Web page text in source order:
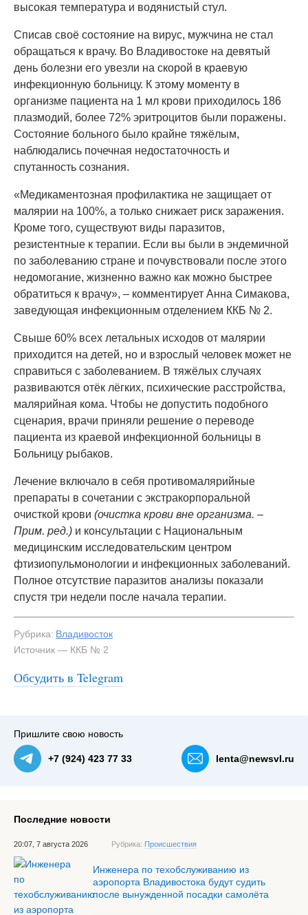
высокая температура и водянистый стул.
Списав своё состояние на вирус, мужчина не стал
обращаться к врачу. Во Владивостоке на девятый
день болезни его увезли на скорой в краевую
инфекционную больницу. К этому моменту в
организме пациента на 1 мл крови приходилось 186
плазмодий, более 72% эритроцитов были поражены.
Состояние больного было крайне тяжёлым,
наблюдались почечная недостаточность и
спутанность сознания.
«Медикаментозная профилактика не защищает от
малярии на 100%, а только снижает риск заражения.
Кроме того, существуют виды паразитов,
резистентные к терапии. Если вы были в эндемичной
по заболеванию стране и почувствовали после этого
недомогание, жизненно важно как можно быстрее
обратиться к врачу», – комментирует Анна Симакова,
заведующая инфекционным отделением ККБ № 2.
Свыше 60% всех летальных исходов от малярии
приходится на детей, но и взрослый человек может не
справиться с заболеванием. В тяжёлых случаях
развиваются отёк лёгких, психические расстройства,
малярийная кома. Чтобы не допустить подобного
сценария, врачи приняли решение о переводе
пациента из краевой инфекционной больницы в
Больницу рыбаков.
Лечение включало в себя противомалярийные
препараты в сочетании с экстракорпоральной
очисткой крови (очистка крови вне организма. –
Прим. ред.) и консультации с Национальным
медицинским исследовательским центром
фтизиопульмонологии и инфекционных заболеваний.
Полное отсутствие паразитов анализы показали
спустя три недели после начала терапии.
Рубрика: Владивосток
Источник — ККБ № 2
Обсудить в Telegram
Пришлите свою новость
+7 (924) 423 77 33 lenta@newsvl.ru
Последние новости
20:07, 7 августа 2026 Рубрика: Происшествия
Инженера по техобслуживанию из
аэропорта Владивостока будут судить
после вынужденной посадки самолёта